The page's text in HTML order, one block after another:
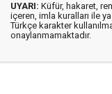
UYARI: Küfür, hakaret,
içeren, imla kuralları ile
Türkçe karakter
onaylanmamaktadır.